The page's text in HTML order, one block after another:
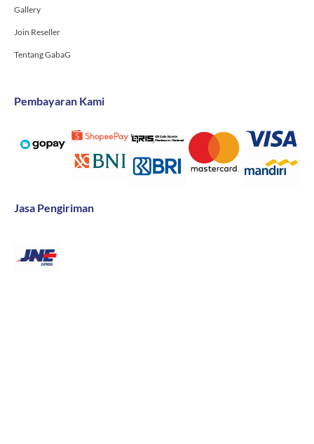
Gallery
Join Reseller
Tentang GabaG
Pembayaran Kami
Jasa Pengiriman